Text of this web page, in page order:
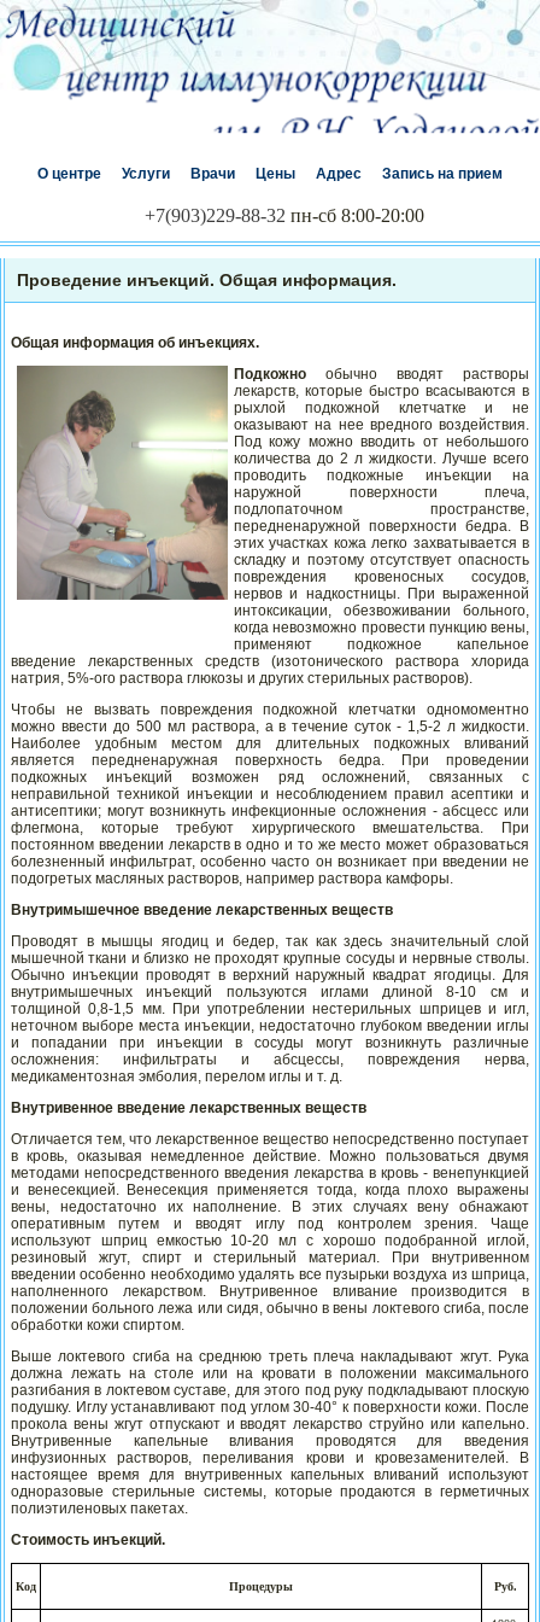
О центре Услуги Врачи Цены Адрес Запись на прием
+7(903)229-88-32 пн-сб 8:00-20:00
Проведение инъекций. Общая информация.
Общая информация об инъекциях.
Подкожно обычно вводят растворы
лекарств, которые быстро всасываются в
рыхлой подкожной клетчатке и не
оказывают на нее вредного воздействия.
Под кожу можно вводить от небольшого
количества до 2 л жидкости. Лучше всего
проводить подкожные инъекции на
наружной поверхности плеча,
подлопаточном пространстве,
передненаружной поверхности бедра. В
этих участках кожа легко захватывается в
складку и поэтому отсутствует опасность
повреждения кровеносных сосудов,
нервов и надкостницы. При выраженной
интоксикации, обезвоживании больного,
когда невозможно провести пункцию вены,
применяют подкожное капельное
введение лекарственных средств (изотонического раствора хлорида
натрия, 5%-ого раствора глюкозы и других стерильных растворов).
Чтобы не вызвать повреждения подкожной клетчатки одномоментно
можно ввести до 500 мл раствора, а в течение суток - 1,5-2 л жидкости.
Наиболее удобным местом для длительных подкожных вливаний
является передненаружная поверхность бедра. При проведении
подкожных инъекций возможен ряд осложнений, связанных с
неправильной техникой инъекции и несоблюдением правил асептики и
антисептики; могут возникнуть инфекционные осложнения - абсцесс или
флегмона, которые требуют хирургического вмешательства. При
постоянном введении лекарств в одно и то же место может образоваться
болезненный инфильтрат, особенно часто он возникает при введении не
подогретых масляных растворов, например раствора камфоры.
Внутримышечное введение лекарственных веществ
Проводят в мышцы ягодиц и бедер, так как здесь значительный слой
мышечной ткани и близко не проходят крупные сосуды и нервные стволы.
Обычно инъекции проводят в верхний наружный квадрат ягодицы. Для
внутримышечных инъекций пользуются иглами длиной 8-10 см и
толщиной 0,8-1,5 мм. При употреблении нестерильных шприцев и игл,
неточном выборе места инъекции, недостаточно глубоком введении иглы
и попадании при инъекции в сосуды могут возникнуть различные
осложнения: инфильтраты и абсцессы, повреждения нерва,
медикаментозная эмболия, перелом иглы и т. д.
Внутривенное введение лекарственных веществ
Отличается тем, что лекарственное вещество непосредственно поступает
в кровь, оказывая немедленное действие. Можно пользоваться двумя
методами непосредственного введения лекарства в кровь - венепункцией
и венесекцией. Венесекция применяется тогда, когда плохо выражены
вены, недостаточно их наполнение. В этих случаях вену обнажают
оперативным путем и вводят иглу под контролем зрения. Чаще
используют шприц емкостью 10-20 мл с хорошо подобранной иглой,
резиновый жгут, спирт и стерильный материал. При внутривенном
введении особенно необходимо удалять все пузырьки воздуха из шприца,
наполненного лекарством. Внутривенное вливание производится в
положении больного лежа или сидя, обычно в вены локтевого сгиба, после
обработки кожи спиртом.
Выше локтевого сгиба на среднюю треть плеча накладывают жгут. Рука
должна лежать на столе или на кровати в положении максимального
разгибания в локтевом суставе, для этого под руку подкладывают плоскую
подушку. Иглу устанавливают под углом 30-40° к поверхности кожи. После
прокола вены жгут отпускают и вводят лекарство струйно или капельно.
Внутривенные капельные вливания проводятся для введения
инфузионных растворов, переливания крови и кровезаменителей. В
настоящее время для внутривенных капельных вливаний используют
одноразовые стерильные системы, которые продаются в герметичных
полиэтиленовых пакетах.
Стоимость инъекций.
Код Процедуры Руб.